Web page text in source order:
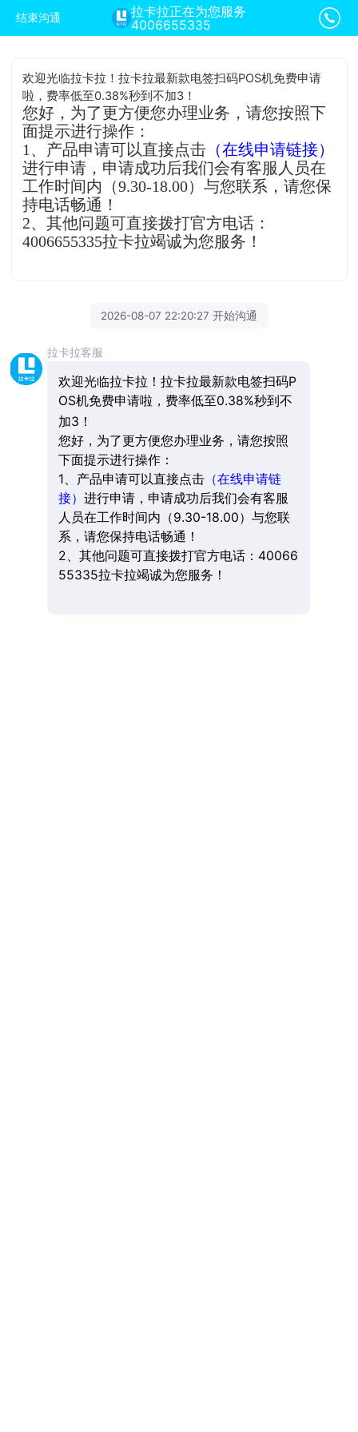
结束沟通
拉卡拉正在为您服务
4006655335
欢迎光临拉卡拉！拉卡拉最新款电签扫码POS机免费申请
啦，费率低至0.38%秒到不加3！
您好，为了更方便您办理业务，请您按照下
面提示进行操作：
1、产品申请可以直接点击 （在线申请链接）
进行申请，申请成功后我们会有客服人员在
工作时间内（9.30-18.00）与您联系，请您保
持电话畅通！
2、其他问题可直接拨打官方电话：
4006655335拉卡拉竭诚为您服务！
2026-08-07 22:20:27 开始沟通
拉卡拉客服
欢迎光临拉卡拉！拉卡拉最新款电签扫码P
OS机免费申请啦，费率低至0.38%秒到不
加3！
您好，为了更方便您办理业务，请您按照
下面提示进行操作：
1、产品申请可以直接点击（在线申请链
接） 进行申请，申请成功后我们会有客服
人员在工作时间内（9.30-18.00）与您联
系，请您保持电话畅通！
2、其他问题可直接拨打官方电话：40066
55335拉卡拉竭诚为您服务！